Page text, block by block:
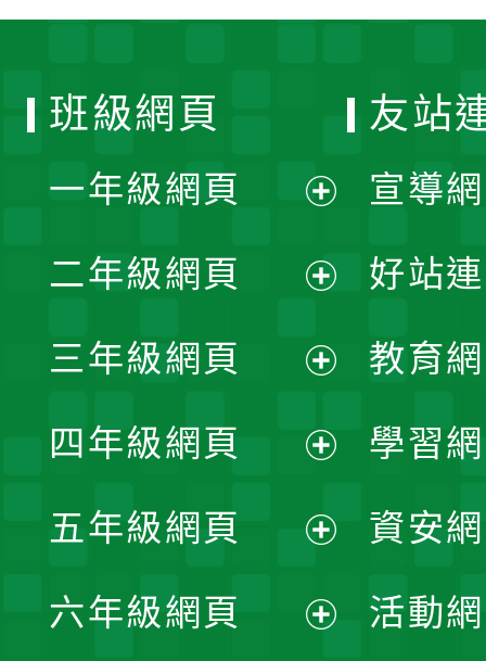
班級網頁
一年級網頁
開
選
單
二年級網頁
開
選
單
三年級網頁
開
選
單
四年級網頁
開
選
五年級網頁
開
六年級網頁
友站
宣導
好站
教育
學習
資安
活動